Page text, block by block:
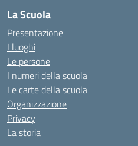
La Scuola
Presentazione
I luoghi
Le persone
I numeri della scuola
Le carte della scuola
Organizzazione
Privacy
La storia